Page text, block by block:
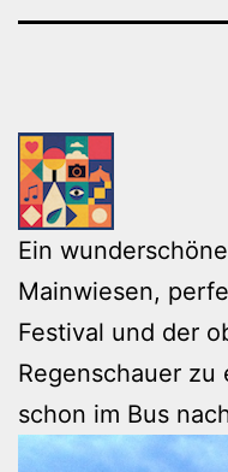
Ein
Mainwiesen,
Festival und der
Regenschauer
schon im Bus